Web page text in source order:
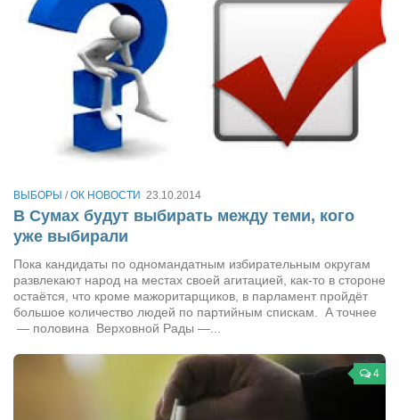
Ольга Чикина
Бизнес-партнёры
Здоровье
Врач психиатр–нарколог Анплеев А.Б.
Косметологическое отделение КП Сумская
городская клиническая больница №4
«Винегрет» — демократичный ресторан
«ЧАЙ — КАВА» магазин — кафе
Магазины
«CYCLE GARAGE» — магазин велосипедов
«Книголюб» — супермаркет
ВЫБОРЫ /ОК НОВОСТИ 23.10.2014
В Сумах будут выбирать между теми, кого
уже выбирали
Пока кандидаты по одномандатным избирательным округам
развлекают народ на местах своей агитацией, как-то в стороне
остаётся, что кроме мажоритарщиков, в парламент пройдёт
большое количество людей по партийным спискам. А точнее
— половина Верховной Рады —...
4